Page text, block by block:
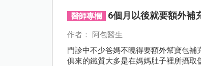
醫師專欄 6個月以後就要額外補
作者： 阿包醫生
門診中不少爸媽不曉得要額外幫寶包
俱來的鐵質大多是在媽媽肚子裡所攝